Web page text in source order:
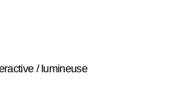
/ lumineuse